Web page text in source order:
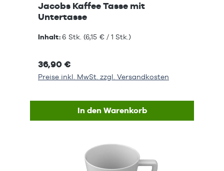
Jacobs Kaffee Tasse mit
Untertasse
Inhalt:6 Stk. (6,15 € / 1 Stk.)
36,90 €
Preise inkl. MwSt. zzgl. Versandkosten
In den Warenkorb